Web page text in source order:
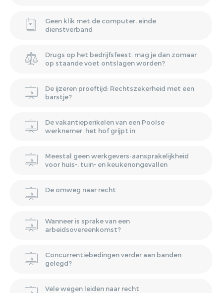
Geen klik met de computer, einde
dienstverband
Drugs op het bedrijfsfeest: mag je dan zomaar
op staande voet ontslagen worden?
De ijzeren proeftijd: Rechtszekerheid met een
barstje?
De vakantieperikelen van een Poolse
werknemer: het hof grijpt in
Meestal geen werkgevers-aansprakelijkheid
voor huis-, tuin- en keukenongevallen
De omweg naar recht
Wanneer is sprake van een
arbeidsovereenkomst?
Concurrentiebedingen verder aan banden
gelegd?
Vele wegen leiden naar recht